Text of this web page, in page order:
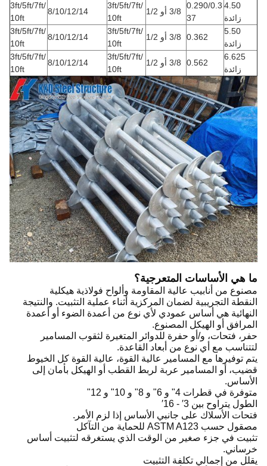
4.50
زائدة
0.290/0.3
37
3/8 أو 1/2
3ft/5ft/7ft/
10ft
8/10/12/14
3ft/5ft/7ft/
10ft
5.50
زائدة
0.362 3/8 أو 1/2
3ft/5ft/7ft/
10ft
8/10/12/14
3ft/5ft/7ft/
10ft
6.625
زائدة
0.562 3/8 أو 1/2
3ft/5ft/7ft/
10ft
8/10/12/14
3ft/5ft/7ft/
10ft
ما هي الأساسات المتعرجية؟
مصنوع من أنابيب عالية المقاومة وألواح فولاذية هيكلية
النقطة التجريبية لضمان المركزية أثناء عملية التثبيت. والنتيجة
النهائية هي أساس عمودي لأي نوع من أعمدة الضوء أو أعمدة
المرافق أو الهيكل المصنوع.
حفر، فتحات، و/أو حفرة للدوائر المتغيرة لثقوب المسامير
لتتناسب مع أي نوع من أبعاد القاعدة.
يتم توفيرها مع المسامير عالية القوة، عالية القوة كل الخيوط
قضيب، أو المسامير عربة لربط القطب أو الهيكل بأمان إلى
الأساس.
متوفرة في قطرات 4" و 6" و 8" و 10" و 12"
الطول يتراوح بين 3′ - 16′
فتحات الأسلاك على جانبي الأساس إذا لزم الأمر.
مصقول حسب ASTM A123 للحماية من التآكل
تثبيت في جزء صغير من الوقت الذي يستغرقه لتثبيت أساس
خرساني.
يقلل من إجمالي تكلفة التثبيت